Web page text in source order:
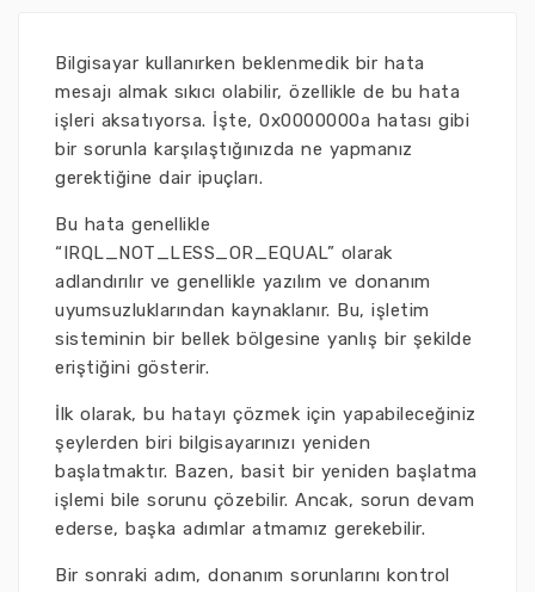
Bilgisayar kullanırken beklenmedik bir hata
mesajı almak sıkıcı olabilir, özellikle de bu hata
işleri aksatıyorsa. İşte, 0x0000000a hatası gibi
bir sorunla karşılaştığınızda ne yapmanız
gerektiğine dair ipuçları.
Bu hata genellikle
“IRQL_NOT_LESS_OR_EQUAL” olarak
adlandırılır ve genellikle yazılım ve donanım
uyumsuzluklarından kaynaklanır. Bu, işletim
sisteminin bir bellek bölgesine yanlış bir şekilde
eriştiğini gösterir.
İlk olarak, bu hatayı çözmek için yapabileceğiniz
şeylerden biri bilgisayarınızı yeniden
başlatmaktır. Bazen, basit bir yeniden başlatma
işlemi bile sorunu çözebilir. Ancak, sorun devam
ederse, başka adımlar atmamız gerekebilir.
Bir sonraki adım, donanım sorunlarını kontrol